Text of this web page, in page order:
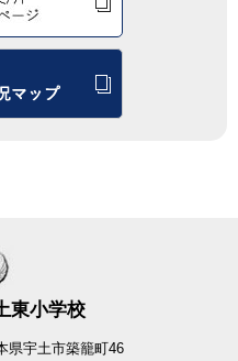
東小学校
県宇土市築籠町46